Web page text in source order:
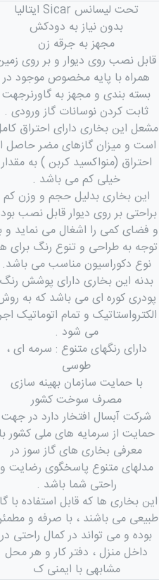
تحت لیسانس Sicar ایتالیا
بدون نیاز به دودکش
مجهز به جرقه زن
قابل نصب روی دیوار و بر روی
همراه با پایه مخصوص موجود در
بسته بندی و مجهز به گاورنرجهت
ثابت کردن نوسانات گاز ورودی .
مشعل این بخاری دارای احتراق
است و میزان گازهای مضر حاصل
احتراق (منواکسید کربن ) به مقدار
خیلی کم می باشد .
این بخاری بدلیل حجم و وزن کم
براحتی بر روی دیوار قابل نصب
و فضای کمی را اشغال می نماید و
توجه به طراحی و تنوع رنگ برای
نوع دکوراسیون مناسب می باشد.
بدنه این بخاری دارای پوشش رنگ
پودری کوره ای می باشد که به
الکترواستاتیک و تمام اتوماتیک
می شود .
دارای رنگهای متنوع : سرمه ای ،
طوسی
با حمایت سازمان بهینه سازی
مصرف سوخت کشور
شرکت آبسال افتخار دارد در جهت
حمایت از سرمایه های ملی کشور
معرفی بخاری های گاز سوز در
مدلهای متنوع پاسخگوی رضایت و
راحتی شما باشد .
این بخاری ها که قابل استفاده با
طبیعی می باشند ، با صرفه و
بوده و می تواند در کمال راحتی در
داخل منزل ، دفتر کار و هر محل
مشابهی با ایمنی ک